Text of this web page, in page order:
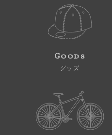
Goods
グッズ